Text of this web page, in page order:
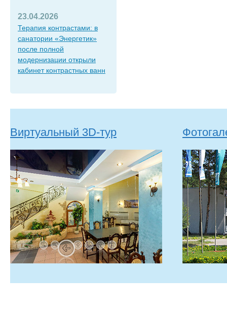
23.04.2026
Терапия контрастами: в
санатории «Энергетик»
после полной
модернизации открыли
кабинет контрастных ванн
Виртуальный 3D-тур